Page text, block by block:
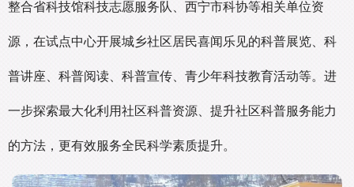
整合省科技馆科技志愿服务队、西宁市科协等相关单位资
源，在试点中心开展城乡社区居民喜闻乐见的科普展览、科
普讲座、科普阅读、科普宣传、青少年科技教育活动等。进
一步探索最大化利用社区科普资源、提升社区科普服务能力
的方法，更有效服务全民科学素质提升。